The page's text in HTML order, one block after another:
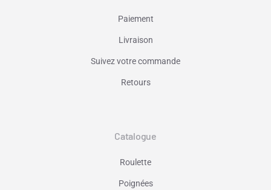
Paiement
Livraison
Suivez votre commande
Retours
Catalogue
Roulette
Poignées